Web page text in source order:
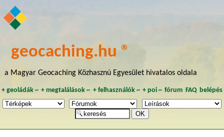
geocaching.hu ®
a Magyar Geocaching Közhasznú Egyesület hivatalos oldala
+ geoládák~ +megtalálások ~ + felhasználók~ + poi~ fórum FAQ belépés